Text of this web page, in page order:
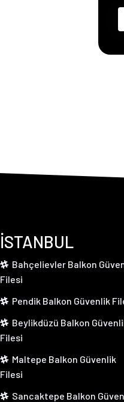
İSTANBUL
Bahçelievler Balkon
Filesi
Pendik Balkon Güvenlik
Beylikdüzü Balkon
Filesi
Maltepe Balkon Güvenlik
Filesi
Sancaktepe Balkon